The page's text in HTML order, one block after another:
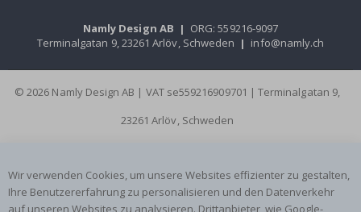
Namly Design AB | ORG: 559216-9097
Terminalgatan 9, 23261 Arlöv, Schweden | info@namly.ch
© 2026 Namly Design AB | VAT se559216909701 | Terminalgatan 9,
23261 Arlöv, Schweden
Wir verwenden Cookies, um unsere Websites effizienter zu gestalten,
Ihre Benutzererfahrung zu personalisieren und den Datenverkehr
auf unseren Websites zu analysieren. Drittanbieter, wie Google-